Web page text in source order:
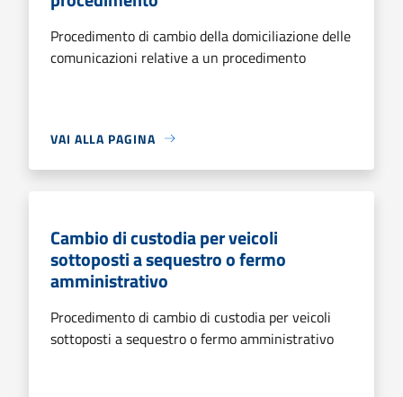
Procedimento di cambio della domiciliazione delle
comunicazioni relative a un procedimento
VAI ALLA PAGINA
Cambio di custodia per veicoli
sottoposti a sequestro o fermo
amministrativo
Procedimento di cambio di custodia per veicoli
sottoposti a sequestro o fermo amministrativo